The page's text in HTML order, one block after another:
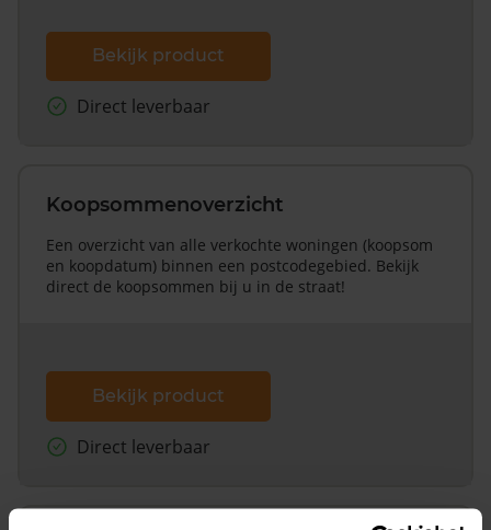
Bekijk product
Direct leverbaar
Koopsommenoverzicht
Een overzicht van alle verkochte woningen (koopsom
en koopdatum) binnen een postcodegebied. Bekijk
direct de koopsommen bij u in de straat!
Bekijk product
Direct leverbaar